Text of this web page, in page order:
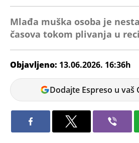
Mlađa muška osoba je
časova tokom plivanja u
Objavljeno: 13.06.2026. 16:36h
Miloš
DojčinovićDodajte Espreso u vaš